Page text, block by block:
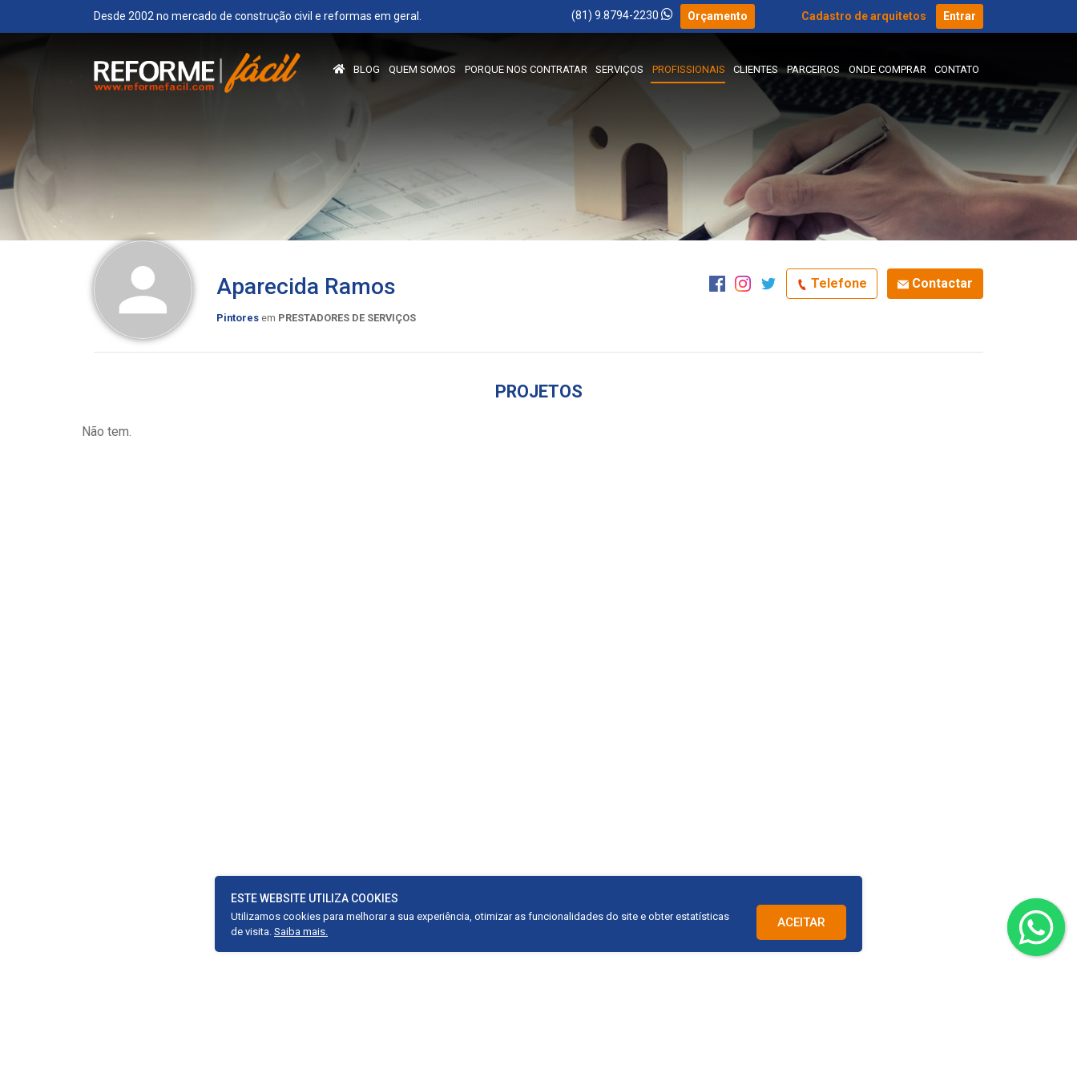
Desde 2002 no mercado de construção civil e reformas em geral. (81) 9.8794-2230 Orçamento Cadastro de arquitetos Entrar
BLOG QUEM SOMOS PORQUE NOS CONTRATAR SERVIÇOS PROFISSIONAIS CLIENTES PARCEIROS ONDE COMPRAR CONTATO
Aparecida Ramos
Pintores em PRESTADORES DE SERVIÇOS
Telefone Contactar
PROJETOS
Não tem.
ESTE WEBSITE UTILIZA COOKIES
Utilizamos cookies para melhorar a sua experiência, otimizar as funcionalidades do site e obter estatísticas
de visita. Saiba mais.
ACEITAR